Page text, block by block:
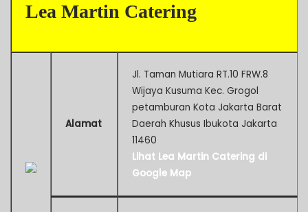
Lea Martin Catering
Alamat
Jl. Taman Mutiara RT.10 FRW.8
Wijaya Kusuma Kec. Grogol
petamburan Kota Jakarta Barat
Daerah Khusus Ibukota Jakarta
11460
Lihat Lea Martin Catering di
Google Map